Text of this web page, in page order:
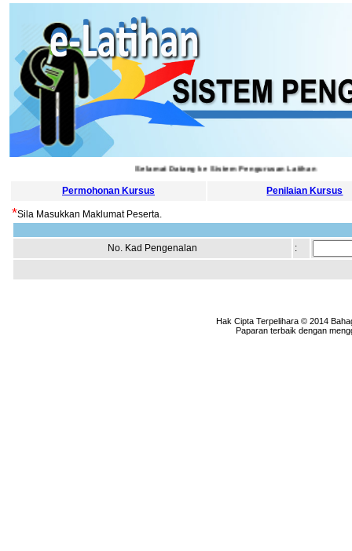
Selamat Datang ke Sistem Pengurusan Latihan
Permohonan Kursus Penilaian Kursus
*Sila Masukkan Maklumat Peserta.
No. Kad Pengenalan :
Hak Cipta Terpelihara © 2014
Paparan terbaik dengan